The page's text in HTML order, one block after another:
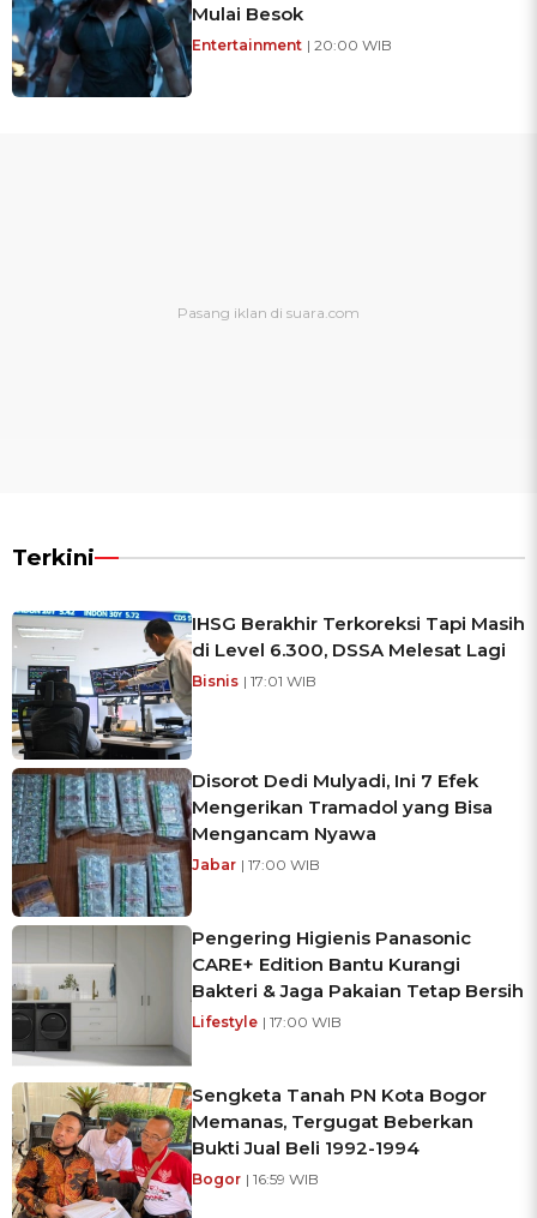
Mulai Besok
Entertainment | 20:00 WIB
Terkini
IHSG Berakhir Terkoreksi Tapi Masih
di Level 6.300, DSSA Melesat Lagi
Bisnis | 17:01 WIB
Disorot Dedi Mulyadi, Ini 7 Efek
Mengerikan Tramadol yang Bisa
Mengancam Nyawa
Jabar | 17:00 WIB
Pengering Higienis Panasonic
CARE+ Edition Bantu Kurangi
Bakteri & Jaga Pakaian Tetap Bersih
Lifestyle | 17:00 WIB
Sengketa Tanah PN Kota Bogor
Memanas, Tergugat Beberkan
Bukti Jual Beli 1992-1994
Bogor | 16:59 WIB